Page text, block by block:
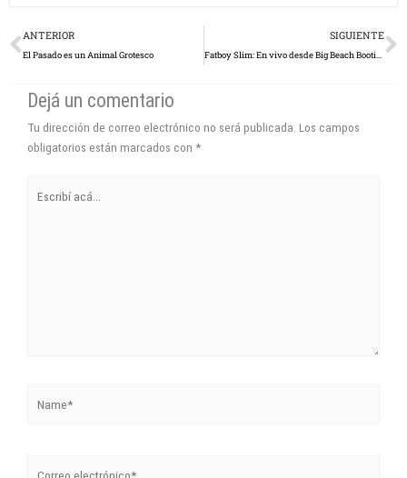
Dejá un comentario
obligatorios están marcados con
Escribí
acá...
Correo